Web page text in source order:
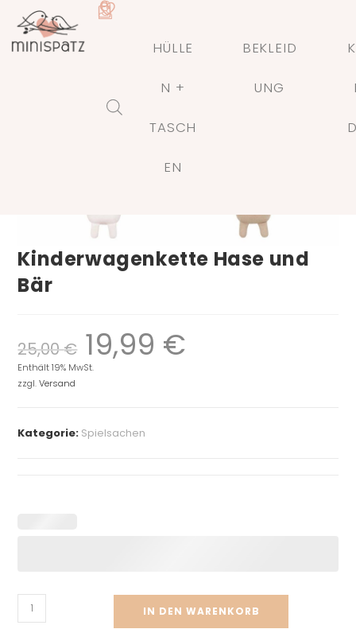
HÜLLE
N +
TASCH
EN
BEKLEID
UNG
ANGEBOT!
Kinderwagenkette Hase und
Bär
25,00€ 19,99 €
Enthält 19% MwSt.
zzgl.Versand
Kategorie: Spielsachen
IN DEN WARENKORB